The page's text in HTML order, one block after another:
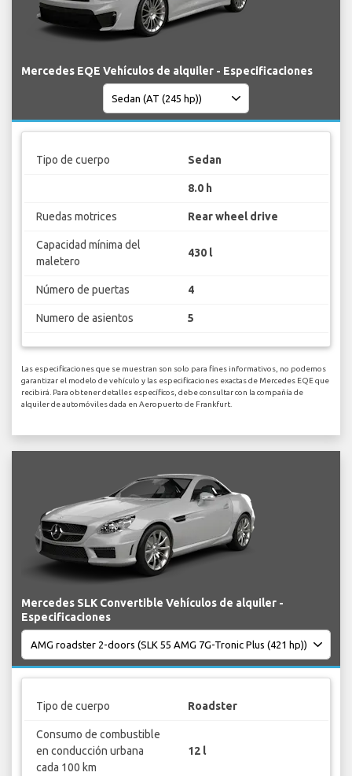
Mercedes EQE Vehículos de alquiler - Especificaciones
Tipo de cuerpo Sedan
8.0 h
Ruedas motrices Rear wheel drive
Capacidad mínima del
maletero
430 l
Número de puertas 4
Numero de asientos 5
Las especificaciones que se muestran son solo para fines informativos, no podemos
garantizar el modelo de vehículo y las especificaciones exactas de Mercedes EQE que
recibirá. Para obtener detalles específicos, debe consultar con la compañía de
alquiler de automóviles dada en Aeropuerto de Frankfurt.
Mercedes SLK Convertible Vehículos de alquiler -
Especificaciones
Tipo de cuerpo Roadster
Consumo de combustible
en conducción urbana
cada 100 km
12 l